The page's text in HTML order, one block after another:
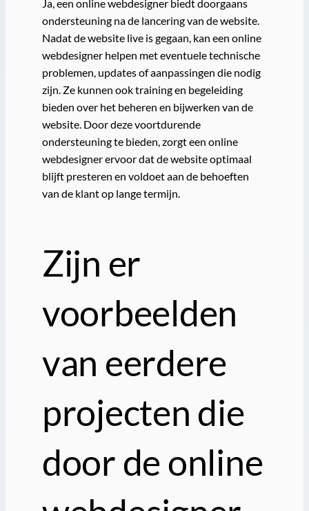
Ja, een online webdesigner biedt doorgaans
ondersteuning na de lancering van de website.
Nadat de website live is gegaan, kan een online
webdesigner helpen met eventuele technische
problemen, updates of aanpassingen die nodig
zijn. Ze kunnen ook training en begeleiding
bieden over het beheren en bijwerken van de
website. Door deze voortdurende
ondersteuning te bieden, zorgt een online
webdesigner ervoor dat de website optimaal
blijft presteren en voldoet aan de behoeften
van de klant op lange termijn.
Zijn er
voorbeelden
van eerdere
projecten die
door de online